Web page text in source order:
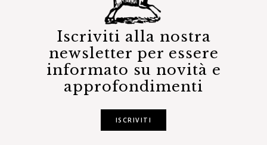
Iscriviti alla nostra
newsletter per essere
informato su novità e
approfondimenti
ISCRIVITI